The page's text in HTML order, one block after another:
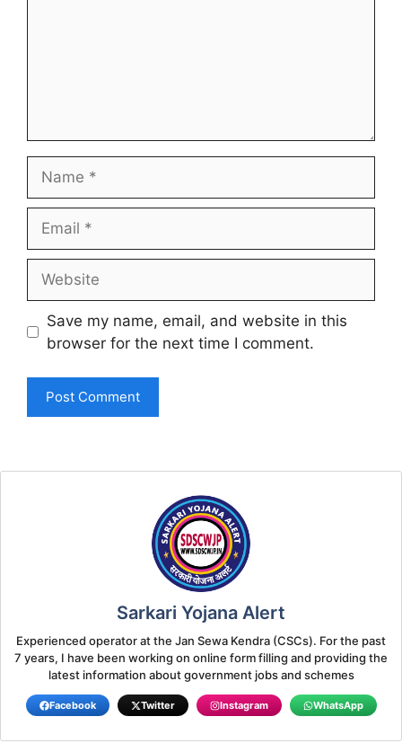
Save my name, email, and website in this
browser for the next time I comment.
Sarkari Yojana Alert
Experienced operator at the Jan Sewa Kendra (CSCs). For the past
7 years, I have been working on online form filling and providing the
latest information about government jobs and schemes
Facebook Twitter Instagram WhatsApp